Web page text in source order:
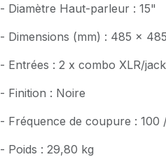
- Diamètre Haut-parleur : 15"
- Dimensions (mm) : 485 x
- Entrées : 2 x combo XLR/jack
- Finition : Noire
- Fréquence de coupure : 100
- Poids : 29,80 kg